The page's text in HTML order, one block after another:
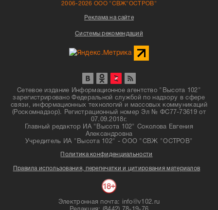
2006-2026 ООО "СВЖ"ОСТРОВ"
Реклама на сайте
Системы рекомендаций
Сетевое издание Информационное агентство "Высота 102"
зарегистрировано Федеральной службой по надзору в сфере
связи, информационных технологий и массовых коммуникаций
(Роскомнадзор). Регистрационный номер Эл № ФС77-73619 от
07.09.2018г.
Главный редактор ИА "Высота 102" Соколова Евгения
Александровна
Учредитель ИА "Высота 102" - ООО "СВЖ "ОСТРОВ"
Политика конфиденциальности
Правила использования, перепечатки и цитирования материалов
Электронная почта: info@v102.ru